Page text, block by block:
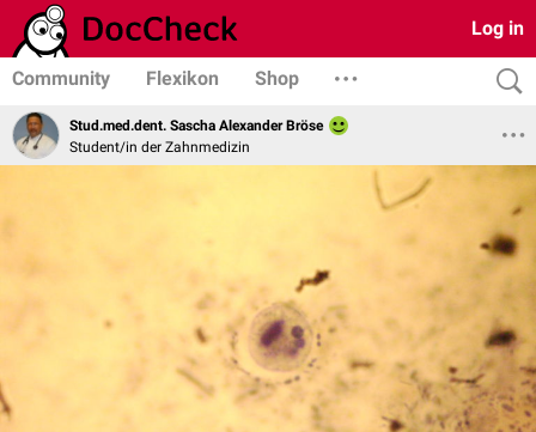
Log in
Community Flexikon Shop
Stud.med.dent. Sascha Alexander Bröse
Student/in der Zahnmedizin